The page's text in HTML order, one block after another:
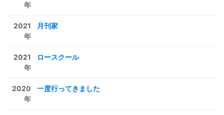
年
2021
年
月刊家
2021
年
ロースクール
2020
年
一度行ってきました